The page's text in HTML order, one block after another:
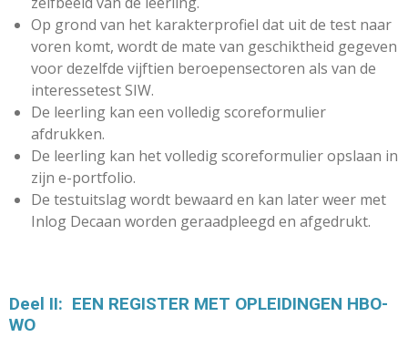
Op grond van het karakterprofiel dat uit de test naar
voren komt, wordt de mate van geschiktheid gegeven
voor dezelfde vijftien beroepensectoren als van de
interessetest SIW.
De leerling kan een volledig scoreformulier
afdrukken.
De leerling kan het volledig scoreformulier opslaan in
zijn e-portfolio.
De testuitslag wordt bewaard en kan later weer met
Inlog Decaan worden geraadpleegd en afgedrukt.
Deel II: EEN REGISTER MET OPLEIDINGEN HBO-
WO